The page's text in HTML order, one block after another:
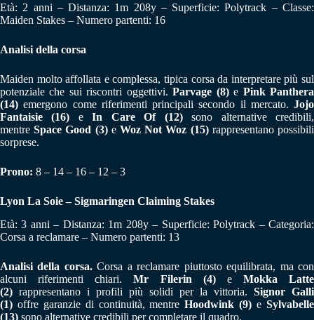
Età: 2 anni – Distanza: 1m 208y – Superficie: Polytrack – Classe:
Maiden Stakes – Numero partenti: 16
Analisi della corsa
Maiden molto affollata e complessa, tipica corsa da interpretare più sul
potenziale che sui riscontri oggettivi.Parvage (8)e Pink Panthera
(14) emergono come riferimenti principali secondo il mercato. Jojo
Fantaisie (16) eIn Care Of (12)sono alternative credibili,
mentreSpace Good (3)eWoz Not Woz (15)rappresentano possibili
sorprese.
Prono: 8 – 14 – 16 – 12 – 3
Lyon La Soie – Sigmaringen Claiming Stakes
Età: 3 anni – Distanza: 1m 208y – Superficie: Polytrack – Categoria:
Corsa a reclamare – Numero partenti: 13
Analisi della corsa.Corsa a reclamare piuttosto equilibrata, ma con
alcuni riferimenti chiari.Mr Filerin (4)e Mokka Latte
(2) rappresentano i profili più solidi per la vittoria. Signor Galli
(1) offre garanzie di continuità, mentreHoodwink (9) eSylvabelle
(13) sono alternative credibili per completare il quadro.